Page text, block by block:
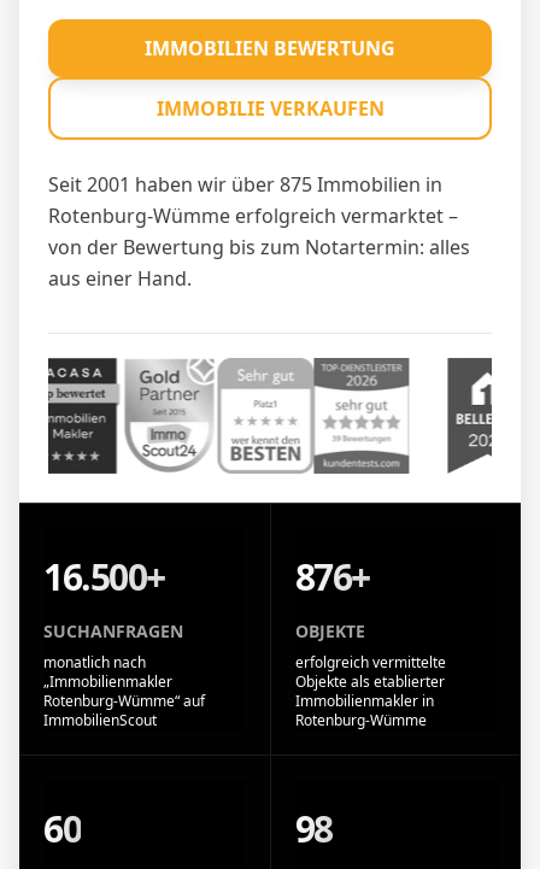
Seit 2001 haben wir über 875 Immobilien in
Rotenburg-Wümme erfolgreich vermarktet –
von der Bewertung bis zum Notartermin: alles
aus einer Hand.
IMMOBILIEN BEWERTUNG
IMMOBILIE VERKAUFEN
16.500+
SUCHANFRAGEN
monatlich nach
„Immobilienmakler
Rotenburg-Wümme“ auf
ImmobilienScout
876+
OBJEKTE
erfolgreich vermittelte
Objekte als etablierter
Immobilienmakler in
Rotenburg-Wümme
60 98